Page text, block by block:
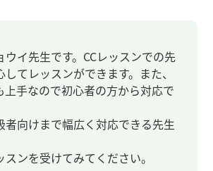
ウイ先生です。CCレッスンでの先
てレッスンができます。また、
上手なので初心者の方から対応で
者向けまで幅広く対応できる先生
ンを受けてみてください。